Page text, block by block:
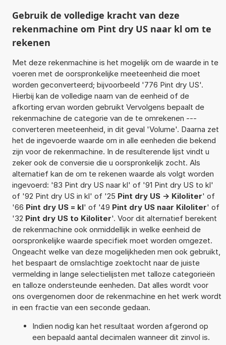
Gebruik de volledige kracht van deze
rekenmachine om Pint dry US naar kl om te
rekenen
Met deze rekenmachine is het mogelijk om de waarde in te
voeren met de oorspronkelijke meeteenheid die moet
worden geconverteerd; bijvoorbeeld '776 Pint dry US'.
Hierbij kan de volledige naam van de eenheid of de
afkorting ervan worden gebruikt Vervolgens bepaalt de
rekenmachine de categorie van de te omrekenen ---
converteren meeteenheid, in dit geval 'Volume'. Daarna zet
het de ingevoerde waarde om in alle eenheden die bekend
zijn voor de rekenmachine. In de resulterende lijst vindt u
zeker ook de conversie die u oorspronkelijk zocht. Als
alternatief kan de om te rekenen waarde als volgt worden
ingevoerd: '83 Pint dry US naar kl' of '91 Pint dry US to kl'
of '92 Pint dry US in kl' of '25 Pint dry US -> Kiloliter' of
'66 Pint dry US = kl' of '49 Pint dry US naar Kiloliter' of
'32 Pint dry US to Kiloliter'. Voor dit alternatief berekent
de rekenmachine ook onmiddellijk in welke eenheid de
oorspronkelijke waarde specifiek moet worden omgezet.
Ongeacht welke van deze mogelijkheden men ook gebruikt,
het bespaart de omslachtige zoektocht naar de juiste
vermelding in lange selectielijsten met talloze categorieën
en talloze ondersteunde eenheden. Dat alles wordt voor
ons overgenomen door de rekenmachine en het werk wordt
in een fractie van een seconde gedaan.
Indien nodig kan het resultaat worden afgerond op
een bepaald aantal decimalen wanneer dit zinvol is.